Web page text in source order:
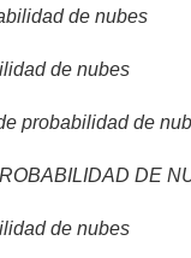
de nubes
de nubes
probabilidad de
DE
de nubes